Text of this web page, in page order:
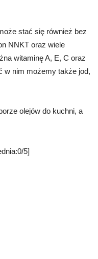
stać się również bez
NNKT oraz wiele
witaminę A, E, C oraz
w nim możemy także jod,
olejów do kuchni, a
5]